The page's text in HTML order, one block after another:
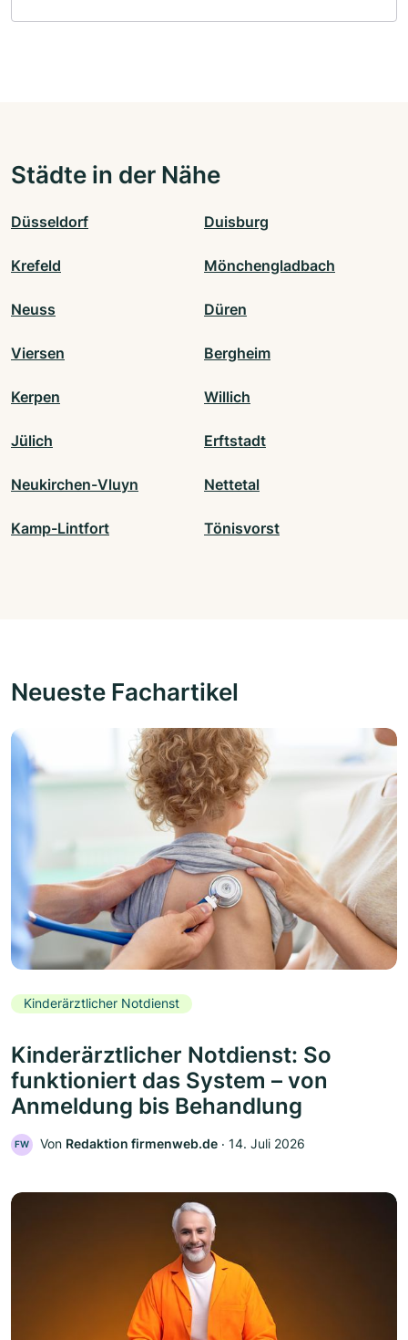
Städte in der Nähe
Düsseldorf Duisburg
Krefeld Mönchengladbach
Neuss Düren
Viersen Bergheim
Kerpen Willich
Jülich Erftstadt
Neukirchen-Vluyn Nettetal
Kamp-Lintfort Tönisvorst
Neueste Fachartikel
Kinderärztlicher Notdienst
Kinderärztlicher Notdienst: So
funktioniert das System – von
Anmeldung bis Behandlung
FW Von Redaktion firmenweb.de ‧ 14. Juli 2026